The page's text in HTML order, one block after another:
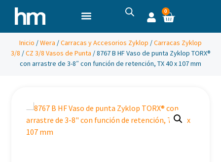
0
Inicio /Wera /Carracas y Accesorios Zyklop /Carracas Zyklop
3/8 /CZ 3/8 Vasos de Punta / 8767 B HF Vaso de punta Zyklop TORX®
con arrastre de 3-8″ con función de retención, TX 40 x 107 mm